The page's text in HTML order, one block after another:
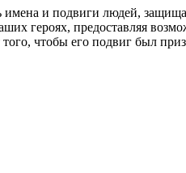
имена и подвиги людей,
героях, предоставляя
чтобы его подвиг был